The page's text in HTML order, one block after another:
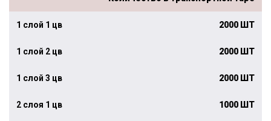
2000 ШТ
2000 ШТ
2000 ШТ
1000 ШТ